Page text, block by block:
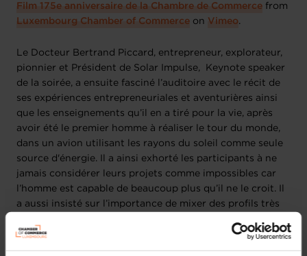
Film 175e anniversaire de la Chambre de Commerce from
Luxembourg Chamber of Commerce on Vimeo.
Le Docteur Bertrand Piccard, entrepreneur, explorateur,
pionnier et Président de Solar Impulse, Keynote speaker
de la soirée, a ensuite fasciné l’auditoire avec le récit de
ses expériences entrepreneuriales et aventurières ainsi
que les enseignements qu’il en a tiré pour la vie, après
avoir été le premier homme à réaliser le tour du monde,
dans un avion utilisant les rayons du soleil comme seule
source d'énergie. Il a ainsi exhorté les participants à ne
jamais considérer leurs projets comme impossibles car
l’homme est capable de beaucoup plus qu’il ne le croit. Il
a aussi insisté sur l’importance de mixer des profils très
équipe, pour donner à celle-ci la possibilité d’aller le plus
loin possible.